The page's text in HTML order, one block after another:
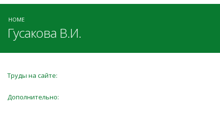
HOME
Гусакова В.И.
Труды на сайте:
Дополнительно: